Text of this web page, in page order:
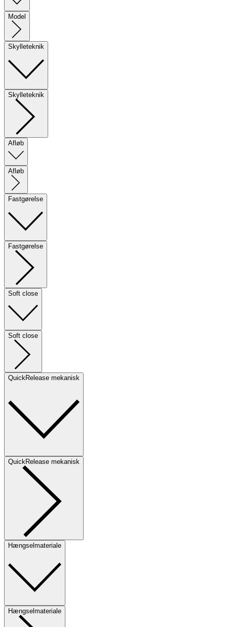
Model
Skylleteknik
Skylleteknik
Afløb
Afløb
Fastgørelse
Fastgørelse
Soft close
Soft close
QuickRelease mekanisk
QuickRelease mekanisk
Hængselmateriale
Hængselmateriale